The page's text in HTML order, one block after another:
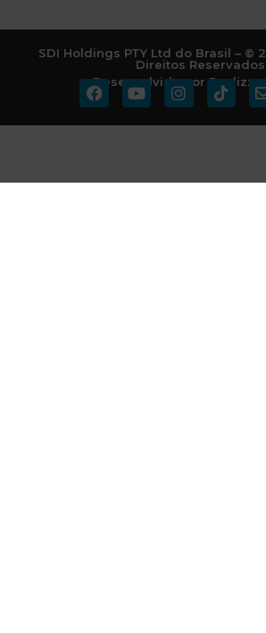
SDI Holdings PTY Ltd do Brasil – ©
Direitos Reservados
Desenvolvido por